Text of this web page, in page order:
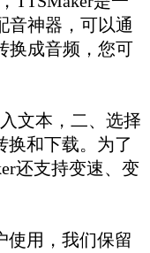
音神器，可以通
换成音频，您可
文本，二、选择
换和下载。为了
还支持变速、变
使用，我们保留